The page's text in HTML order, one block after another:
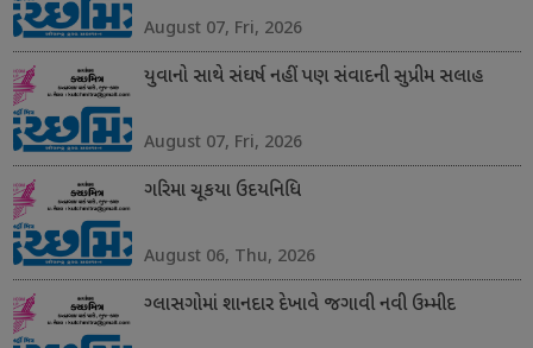
August 07, Fri, 2026
યુવાનો સાથે સંઘર્ષ નહીં પણ સંવાદની સુપ્રીમ સલાહ
August 07, Fri, 2026
ગરિમા ચૂકયા ઉદયનિધિ
August 06, Thu, 2026
ગ્લાસગોમાં શાનદાર દેખાવે જગાવી નવી ઉમ્મીદ